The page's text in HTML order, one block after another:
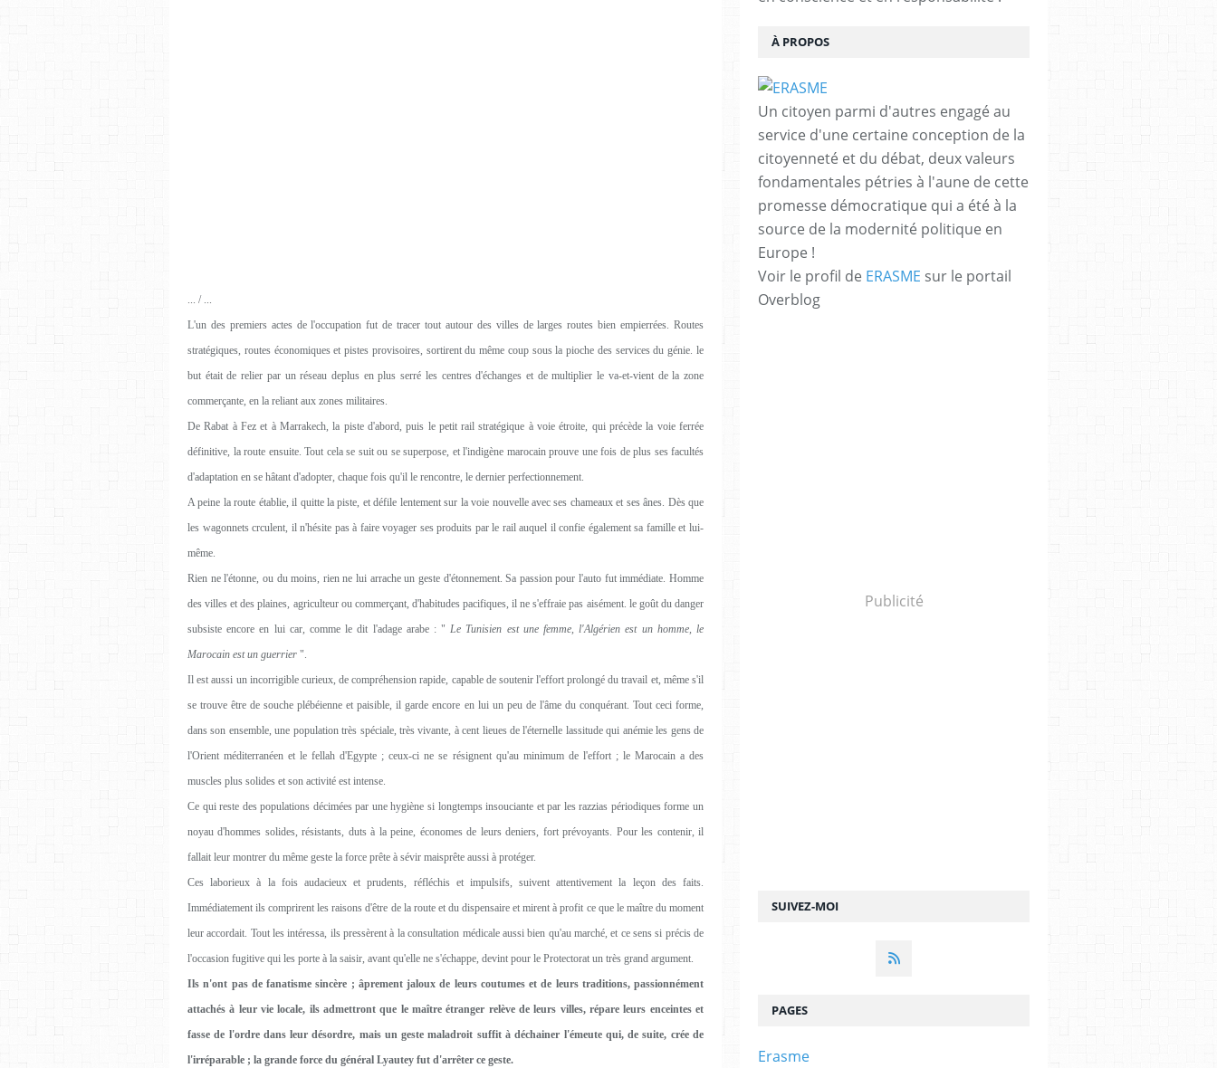
... / ...
L'un des premiers actes de l'occupation fut de tracer tout autour des villes de larges routes bien empierrées. Routes
stratégiques, routes économiques et pistes provisoires, sortirent du même coup sous la pioche des services du génie. le
but était de relier par un réseau deplus en plus serré les centres d'échanges et de multiplier le va-et-vient de la zone
commerçante, en la reliant aux zones militaires.
De Rabat à Fez et à Marrakech, la piste d'abord, puis le petit rail stratégique à voie étroite, qui précède la voie ferrée
définitive, la route ensuite. Tout cela se suit ou se superpose, et l'indigène marocain prouve une fois de plus ses facultés
d'adaptation en se hâtant d'adopter, chaque fois qu'il le rencontre, le dernier perfectionnement.
A peine la route établie, il quitte la piste, et défile lentement sur la voie nouvelle avec ses chameaux et ses ânes. Dès que
les wagonnets crculent, il n'hésite pas à faire voyager ses produits par le rail auquel il confie également sa famille et lui-
même.
Rien ne l'étonne, ou du moins, rien ne lui arrache un geste d'étonnement. Sa passion pour l'auto fut immédiate. Homme
des villes et des plaines, agriculteur ou commerçant, d'habitudes pacifiques, il ne s'effraie pas aisément. le goût du danger
subsiste encore en lui car, comme le dit l'adage arabe : " Le Tunisien est une femme, l'Algérien est un homme, le
Marocain est un guerrier ".
Il est aussi un incorrigible curieux, de compréhension rapide, capable de soutenir l'effort prolongé du travail et, même s'il
se trouve être de souche plébéienne et paisible, il garde encore en lui un peu de l'âme du conquérant. Tout ceci forme,
dans son ensemble, une population très spéciale, très vivante, à cent lieues de l'éternelle lassitude qui anémie les gens de
l'Orient méditerranéen et le fellah d'Egypte ; ceux-ci ne se résignent qu'au minimum de l'effort ; le Marocain a des
muscles plus solides et son activité est intense.
Ce qui reste des populations décimées par une hygiène si longtemps insouciante et par les razzias périodiques forme un
noyau d'hommes solides, résistants, duts à la peine, économes de leurs deniers, fort prévoyants. Pour les contenir, il
fallait leur montrer du même geste la force prête à sévir maisprête aussi à protéger.
Ces laborieux à la fois audacieux et prudents, réfléchis et impulsifs, suivent attentivement la leçon des faits.
Immédiatement ils comprirent les raisons d'être de la route et du dispensaire et mirent à profit ce que le maître du moment
leur accordait. Tout les intéressa, ils pressèrent à la consultation médicale aussi bien qu'au marché, et ce sens si précis de
l'occasion fugitive qui les porte à la saisir, avant qu'elle ne s'échappe, devint pour le Protectorat un très grand argument.
Ils n'ont pas de fanatisme sincère ; âprement jaloux de leurs coutumes et de leurs traditions, passionnément
attachés à leur vie locale, ils admettront que le maître étranger relève de leurs villes, répare leurs enceintes et
fasse de l'ordre dans leur désordre, mais un geste maladroit suffit à déchainer l'émeute qui, de suite, crée de
l'irréparable ; la grande force du général Lyautey fut d'arrêter ce geste.
SUIVEZ-MOI
À PROPOS
Un citoyen parmi d'autres engagé au
service d'une certaine conception de la
citoyenneté et du débat, deux valeurs
fondamentales pétries à l'aune de cette
promesse démocratique qui a été à la
source de la modernité politique en
Europe !
Voir le profil de ERASME sur le portail
Overblog
Publicité
PAGES
Erasme